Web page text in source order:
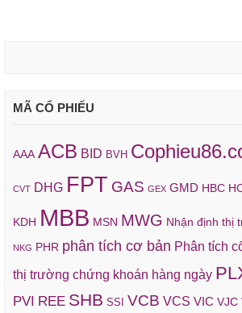
MÃ CỔ PHIẾU
AAA ACB BID BVH
CVT DHG FPT GAS GEX GMD HBC
KDH MBB MSN MWG Nhận định thị
NKG PHR phân tích cơ bản Phân tích
thị trường chứng khoán hàng ngày
PVI REE SHB SSI VCB VCS VIC VJC